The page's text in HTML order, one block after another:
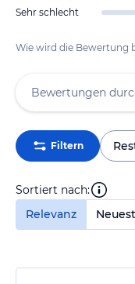
Sehr schlecht
Wie wird die Bewertung
Filtern
Sortiert nach:
Relevanz